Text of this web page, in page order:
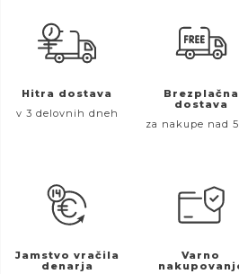
Hitra dostava
v 3 delovnih dneh
Brezplačna
dostava
za nakupe nad
Jamstvo vračila
denarja
Varno